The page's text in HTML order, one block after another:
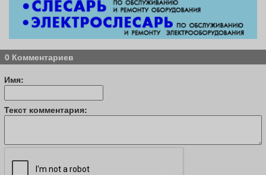
0 Комментариев
Имя:
Текст комментария: